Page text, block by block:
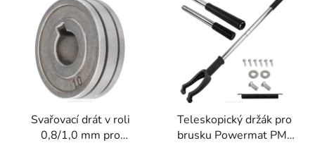
Svařovací drát v roli
0,8/1,0 mm pro
Teleskopický držák pro
brusku Powermat PM-